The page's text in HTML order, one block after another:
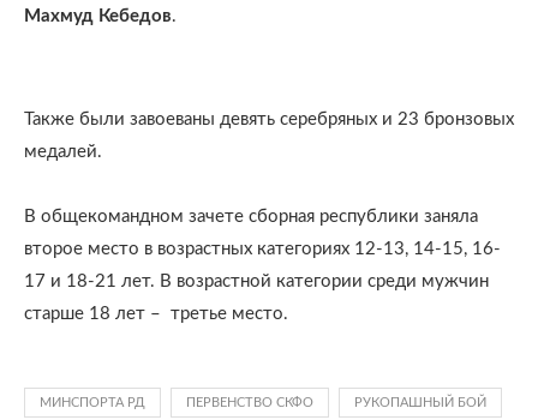
Махмуд Кебедов.
Также были завоеваны девять серебряных и 23 бронзовых
медалей.
В общекомандном зачете сборная республики заняла
второе место в возрастных категориях 12-13, 14-15, 16-
17 и 18-21 лет. В возрастной категории среди мужчин
старше 18 лет – третье место.
МИНСПОРТА РД ПЕРВЕНСТВО СКФО РУКОПАШНЫЙ БОЙ